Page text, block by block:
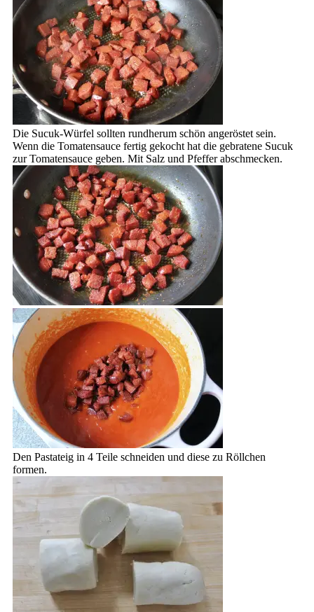
Die Sucuk-Würfel sollten rundherum schön angeröstet sein.
Wenn die Tomatensauce fertig gekocht hat die gebratene Sucuk
zur Tomatensauce geben. Mit Salz und Pfeffer abschmecken.
Den Pastateig in 4 Teile schneiden und diese zu Röllchen
formen.